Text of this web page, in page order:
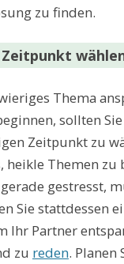
zu finden.
Thema
sollten
Zeitpunkt zu
heikle Themen zu
gestresst,
Sie stattdessen
Ihr Partner
zu reden. Planen